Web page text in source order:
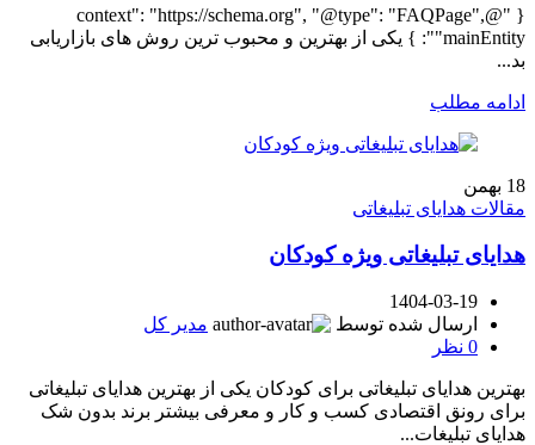
{ "@context": "https://schema.org", "@type": "FAQPage",
"mainEntity": } یکی از بهترین و محبوب ترین روش های بازاریابی
بد...
ادامه مطلب
18 بهمن
مقالات هدایای تبلیغاتی
هدایای تبلیغاتی ویژه کودکان
1404-03-19
ارسال شده توسط
مدیر کل
0 نظر
بهترین هدایای تبلیغاتی برای کودکان یکی از بهترین هدایای تبلیغاتی
برای رونق اقتصادی کسب و کار و معرفی بیشتر برند بدون شک
هدایای تبلیغات...